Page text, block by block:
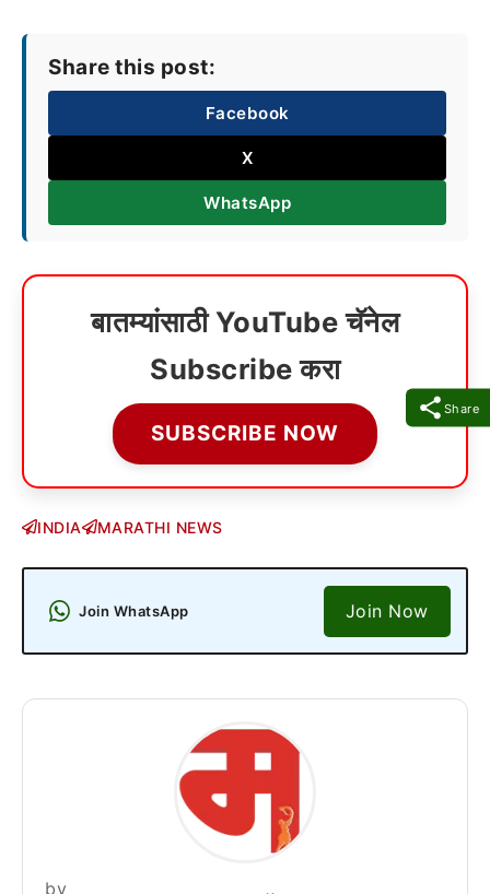
Share
Share this post:
Facebook
X
WhatsApp
बातम्यांसाठी YouTube चॅनेल
Subscribe करा
SUBSCRIBE NOW
INDIA MARATHI NEWS
Join WhatsApp Join Now
by